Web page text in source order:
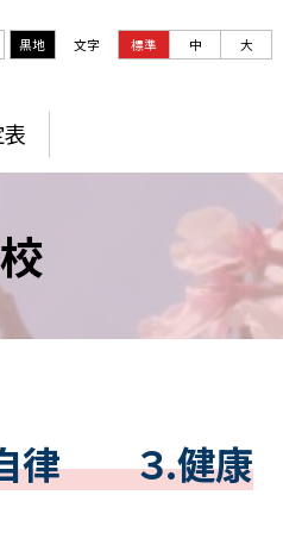
黒地 文字 標準 中 大
律 ３.健康